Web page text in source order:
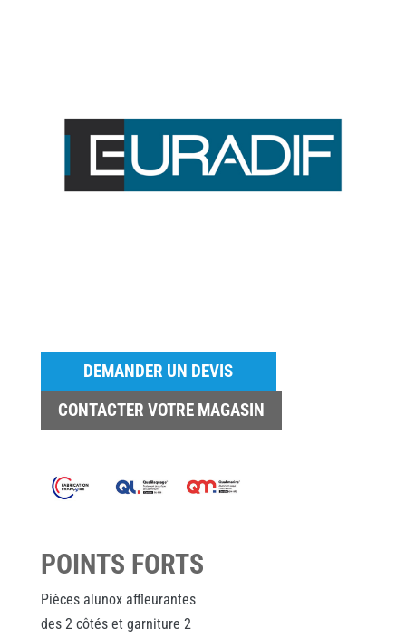
DEMANDER UN DEVIS
CONTACTER VOTRE MAGASIN
POINTS FORTS
Pièces alunox affleurantes
des 2 côtés et garniture 2